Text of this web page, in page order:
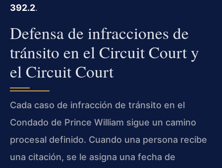
392.2.
Defensa de infracciones de
tránsito en el Circuit Court y
el Circuit Court
Cada caso de infracción de tránsito en el
Condado de Prince William sigue un camino
procesal definido. Cuando una persona recibe
una citación, se le asigna una fecha de